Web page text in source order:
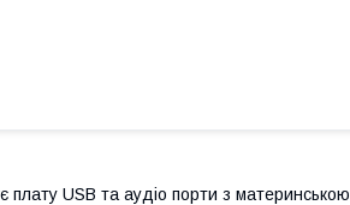
USB та аудіо порти з материнською